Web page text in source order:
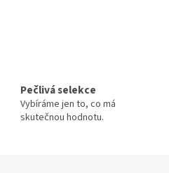
Pečlivá selekce
Vybíráme jen to, co má
skutečnou hodnotu.